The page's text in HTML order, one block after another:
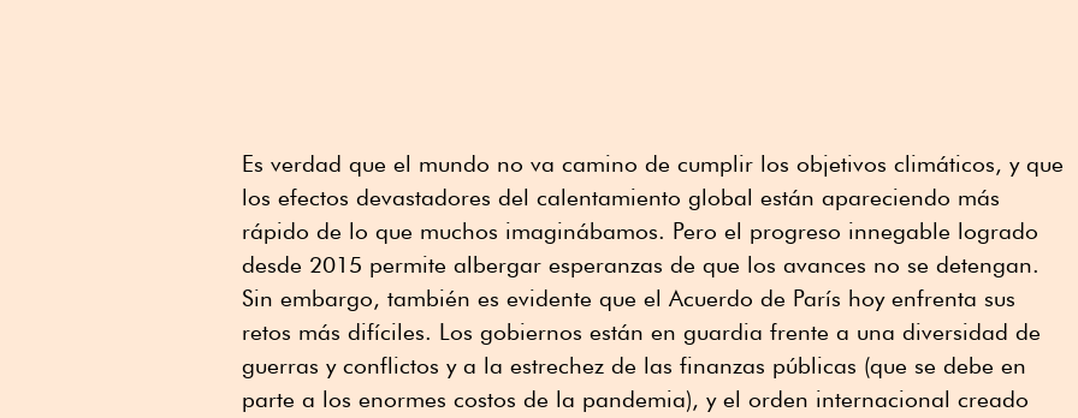
Es verdad que el mundo no va camino de cumplir los objetivos climáticos, y que
los efectos devastadores del calentamiento global están apareciendo más
rápido de lo que muchos imaginábamos. Pero el progreso innegable logrado
desde 2015 permite albergar esperanzas de que los avances no se detengan.
Sin embargo, también es evidente que el Acuerdo de París hoy enfrenta sus
retos más difíciles. Los gobiernos están en guardia frente a una diversidad de
guerras y conflictos y a la estrechez de las finanzas públicas (que se debe en
parte a los enormes costos de la pandemia), y el orden internacional creado